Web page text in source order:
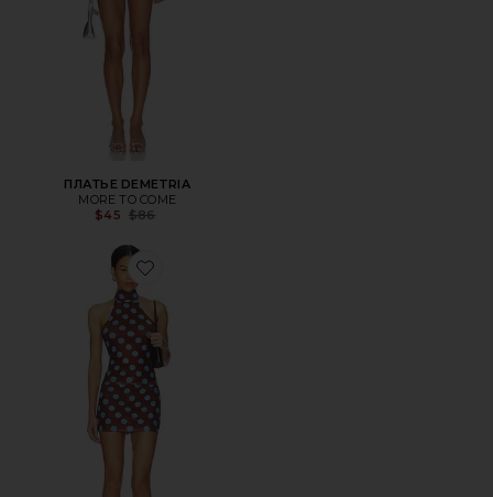
ПЛАТЬЕ DEMETRIA
MORE TO COME
$45 Previous price:
$86
Favorite НАБОР С ЮБКОЙ VIRLEN